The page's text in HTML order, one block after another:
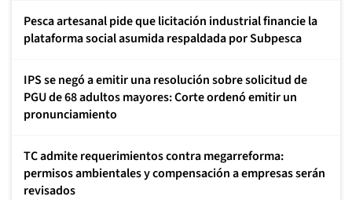
Pesca artesanal pide que licitación industrial financie la
plataforma social asumida respaldada por Subpesca
IPS se negó a emitir una resolución sobre solicitud de
PGU de 68 adultos mayores: Corte ordenó emitir un
pronunciamiento
TC admite requerimientos contra megarreforma:
permisos ambientales y compensación a empresas serán
revisados